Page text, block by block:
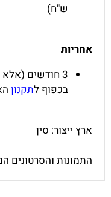
ש"ח)
אחריות
3 חודשים
בכפוף לתקנון
ארץ ייצור: סין
התמונות